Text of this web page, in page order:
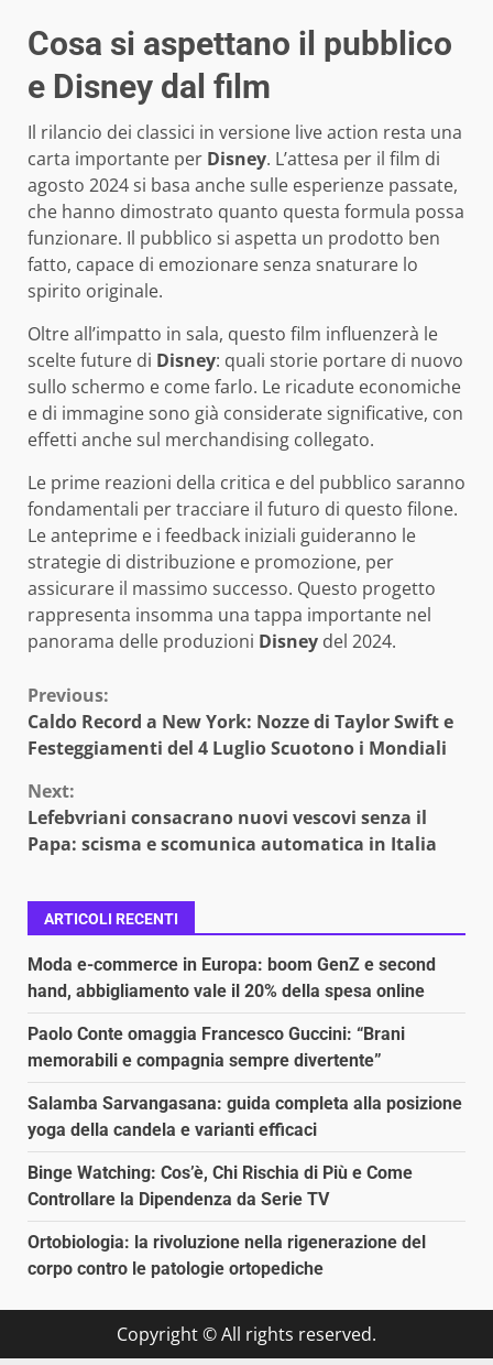
Cosa si aspettano il pubblico
e Disney dal film
Il rilancio dei classici in versione live action resta una
carta importante per Disney. L’attesa per il film di
agosto 2024 si basa anche sulle esperienze passate,
che hanno dimostrato quanto questa formula possa
funzionare. Il pubblico si aspetta un prodotto ben
fatto, capace di emozionare senza snaturare lo
spirito originale.
Oltre all’impatto in sala, questo film influenzerà le
scelte future di Disney: quali storie portare di nuovo
sullo schermo e come farlo. Le ricadute economiche
e di immagine sono già considerate significative, con
effetti anche sul merchandising collegato.
Le prime reazioni della critica e del pubblico saranno
fondamentali per tracciare il futuro di questo filone.
Le anteprime e i feedback iniziali guideranno le
strategie di distribuzione e promozione, per
assicurare il massimo successo. Questo progetto
rappresenta insomma una tappa importante nel
panorama delle produzioni Disney del 2024.
Continue
Reading
Previous:
Caldo Record a New York: Nozze di Taylor Swift e
Festeggiamenti del 4 Luglio Scuotono i Mondiali
Next:
Lefebvriani consacrano nuovi vescovi senza il
Papa: scisma e scomunica automatica in Italia
ARTICOLI RECENTI
Moda e-commerce in Europa: boom GenZ e second
hand, abbigliamento vale il 20% della spesa online
Paolo Conte omaggia Francesco Guccini: “Brani
memorabili e compagnia sempre divertente”
Salamba Sarvangasana: guida completa alla posizione
yoga della candela e varianti efficaci
Binge Watching: Cos’è, Chi Rischia di Più e Come
Controllare la Dipendenza da Serie TV
Ortobiologia: la rivoluzione nella rigenerazione del
corpo contro le patologie ortopediche
Copyright © All rights reserved.